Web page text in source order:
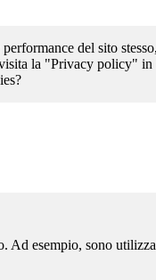
del sito
la "Privacy policy"
Ad esempio, sono